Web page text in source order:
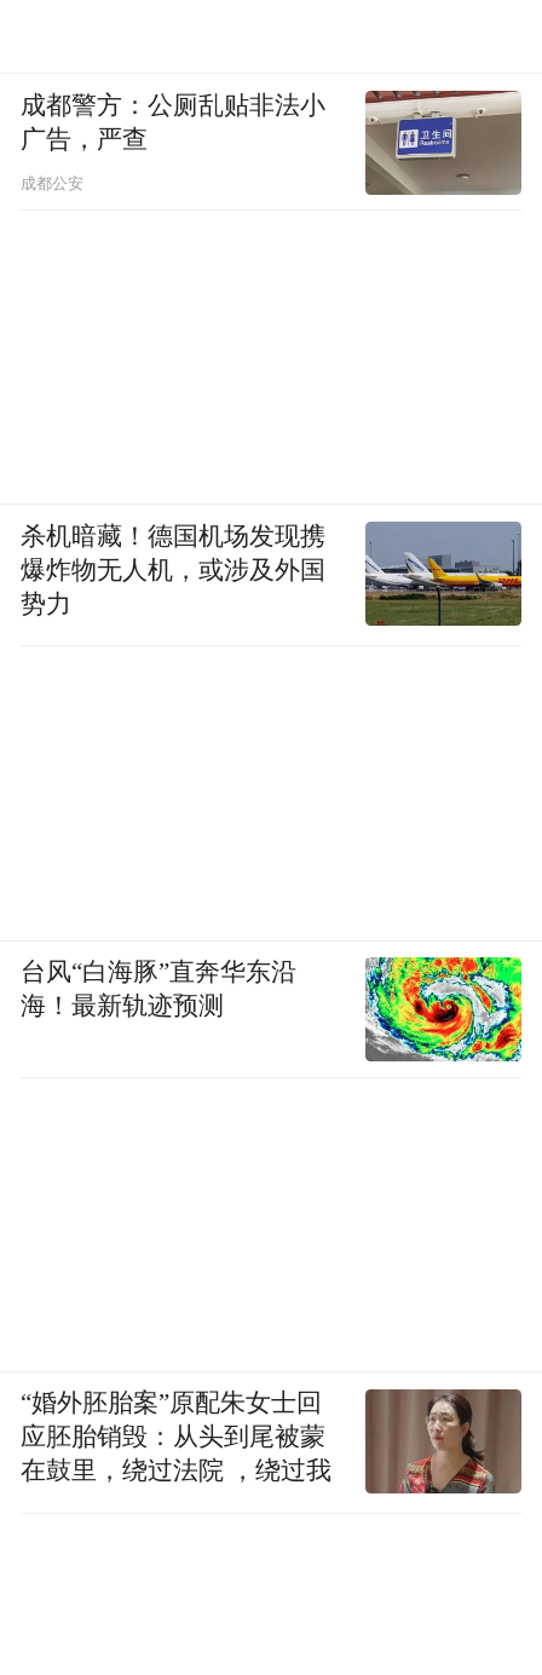
成都警方：公厕乱贴非法小
广告，严查
成都公安
杀机暗藏！德国机场发现携
爆炸物无人机，或涉及外国
势力
台风“白海豚”直奔华东沿
海！最新轨迹预测
“婚外胚胎案”原配朱女士回
应胚胎销毁：从头到尾被蒙
在鼓里，绕过法院 ，绕过我